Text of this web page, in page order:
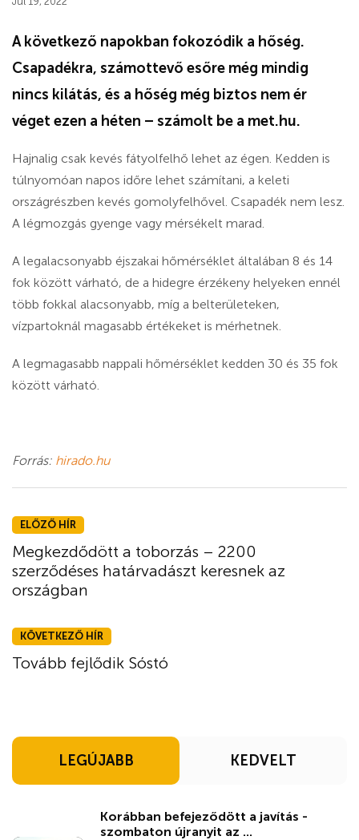
A következő napokban fokozódik a hőség.
Csapadékra, számottevő esőre még mindig
nincs kilátás, és a hőség még biztos nem ér
véget ezen a héten – számolt be a met.hu.
Hajnalig csak kevés fátyolfelhő lehet az égen. Kedden is
túlnyomóan napos időre lehet számítani, a keleti
országrészben kevés gomolyfelhővel. Csapadék nem lesz.
A légmozgás gyenge vagy mérsékelt marad.
A legalacsonyabb éjszakai hőmérséklet általában 8 és 14
fok között várható, de a hidegre érzékeny helyeken ennél
több fokkal alacsonyabb, míg a belterületeken,
vízpartoknál magasabb értékeket is mérhetnek.
A legmagasabb nappali hőmérséklet kedden 30 és 35 fok
között várható.
Forrás: hirado.hu
ELŐZŐ HÍR
Megkezdődött a toborzás – 2200
szerződéses határvadászt keresnek az
országban
KÖVETKEZŐ HÍR
Tovább fejlődik Sóstó
LEGÚJABB KEDVELT
Korábban befejeződött a javítás -
szombaton újranyit az ...